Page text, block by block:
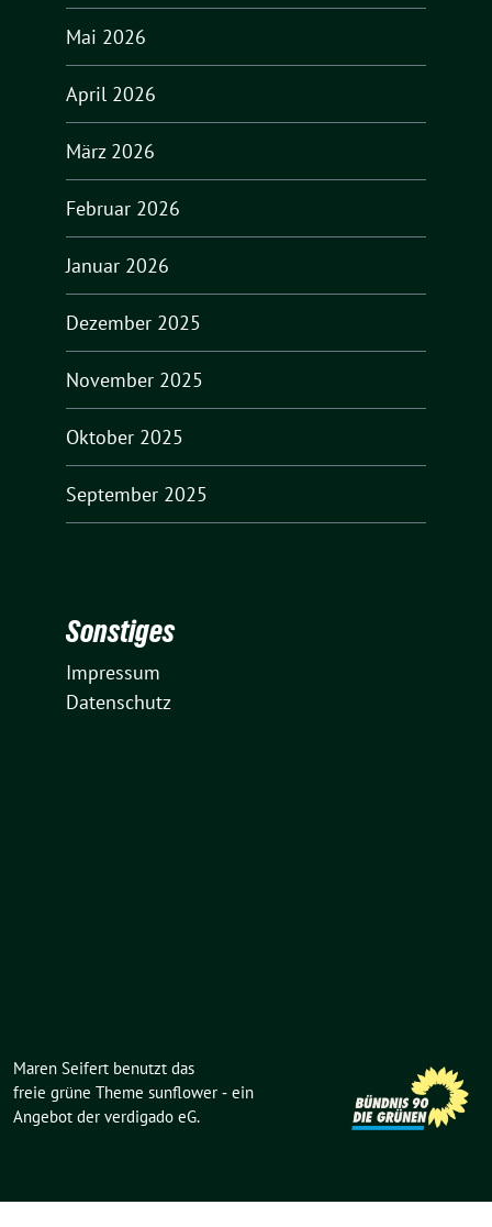
Mai 2026
April 2026
März 2026
Februar 2026
Januar 2026
Dezember 2025
November 2025
Oktober 2025
September 2025
Sonstiges
Impressum
Datenschutz
Maren Seifert benutzt das
freie grüne Theme sunflower ‐ ein
Angebot der verdigado eG.